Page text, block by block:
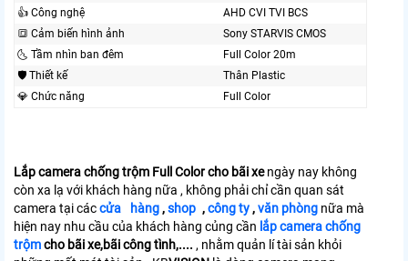
👍 Công nghệ
AHD CVI TVI BCS
🔳 Cảm biến hình ảnh
Sony STARVIS CMOS
🌜 Tầm nhìn ban đêm
Full Color 20m
🛡 Thiết kế
Thân Plastic
💎 Chức năng
Full Color
Lắp camera chống trộm Full Colorcho bãi xengày nay không
còn xa lạ với khách hàng nữa , không phải chỉ cần quan sát
camera tại cáccửa hàng,shop ,công ty,văn phòng nữa mà
hiện nay nhu cầu của khách hàng củng cần lắp camera chống
trộmcho bãi xe,bãi công tình,.... , nhằm quản lí tài sản khỏi